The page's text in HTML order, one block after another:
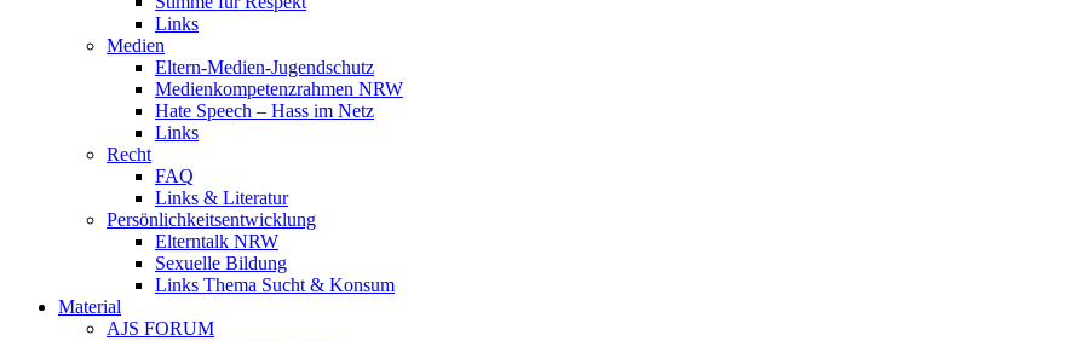
Links
Medien
Eltern-Medien-Jugendschutz
Medienkompetenzrahmen NRW
Hate Speech – Hass im Netz
Links
Recht
FAQ
Links & Literatur
Persönlichkeitsentwicklung
Elterntalk NRW
Sexuelle Bildung
Links Thema Sucht & Konsum
Material
AJS FORUM